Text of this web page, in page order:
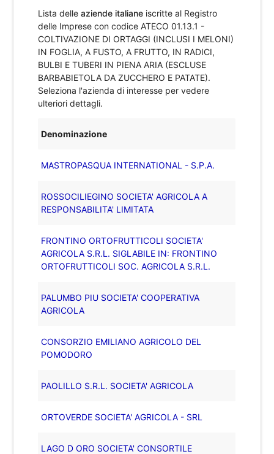
Lista delleaziende italiane iscritte al Registro
delle Imprese con codice ATECO01.13.1 -
COLTIVAZIONE DI ORTAGGI (INCLUSI I MELONI)
IN FOGLIA, A FUSTO, A FRUTTO, IN RADICI,
BULBI E TUBERI IN PIENA ARIA (ESCLUSE
BARBABIETOLA DA ZUCCHERO E PATATE).
Seleziona l'azienda di interesse per vedere
ulteriori dettagli.
Denominazione
MASTROPASQUA INTERNATIONAL - S.P.A.
ROSSOCILIEGINO SOCIETA' AGRICOLA A
RESPONSABILITA' LIMITATA
FRONTINO ORTOFRUTTICOLI SOCIETA'
AGRICOLA S.R.L. SIGLABILE IN: FRONTINO
ORTOFRUTTICOLI SOC. AGRICOLA S.R.L.
PALUMBO PIU SOCIETA' COOPERATIVA
AGRICOLA
CONSORZIO EMILIANO AGRICOLO DEL
POMODORO
PAOLILLO S.R.L. SOCIETA' AGRICOLA
ORTOVERDE SOCIETA' AGRICOLA - SRL
LAGO D ORO SOCIETA' CONSORTILE